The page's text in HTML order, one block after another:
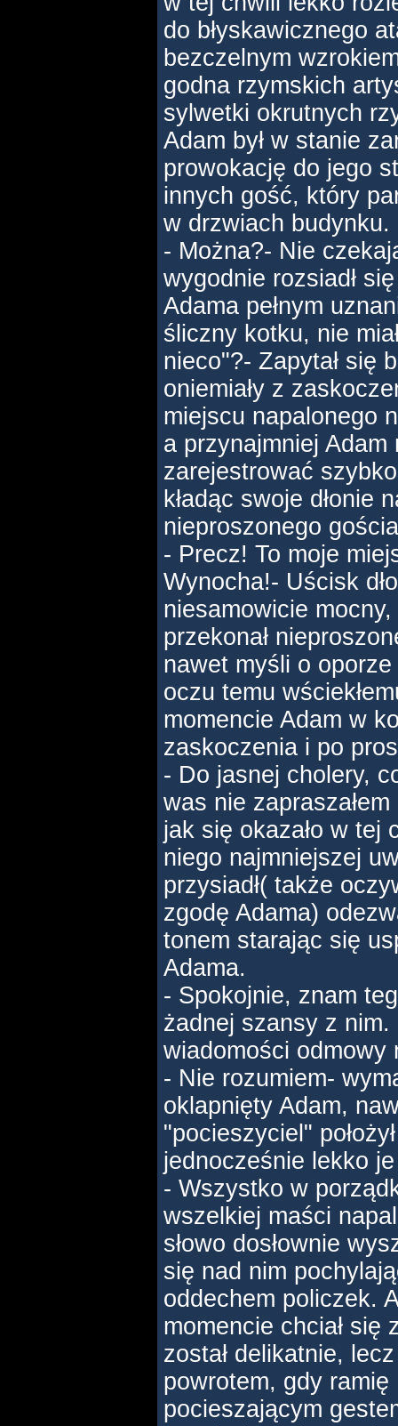
do błyskawicznego
bezczelnym
godna rzymskich
sylwetki okrutnych
Adam był w stanie
prowokację do jego
innych gość, który
w drzwiach budynku.
- Można?- Nie
wygodnie rozsiadł
Adama pełnym
śliczny kotku, nie
nieco"?- Zapytał się
oniemiały z
miejscu napalonego
a przynajmniej Adam
zarejestrować
kładąc swoje dłonie
nieproszonego
- Precz! To moje
Wynocha!- Uścisk
niesamowicie
przekonał
nawet myśli o
oczu temu
momencie Adam w
zaskoczenia i po
- Do jasnej cholery,
was nie
jak się okazało w tej
niego najmniejszej
przysiadł( także
zgodę Adama)
tonem starając się
Adama.
- Spokojnie, znam
żadnej szansy z
wiadomości odmowy
- Nie rozumiem-
oklapnięty Adam,
"pocieszyciel"
jednocześnie lekko
- Wszystko w
wszelkiej maści
słowo dosłownie
się nad nim
oddechem policzek.
momencie chciał się
został delikatnie,
powrotem, gdy ramię
pocieszającym